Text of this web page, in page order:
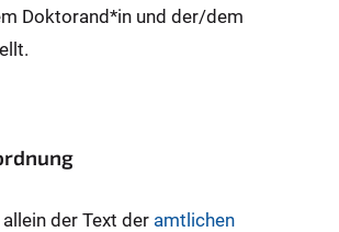
Doktorand*in und der/dem
der Text der amtlichen